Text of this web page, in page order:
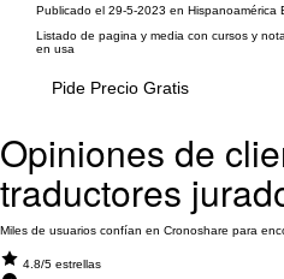
Publicado el 29-5-2023 en Hispanoamérica
Listado de pagina y media con cursos y
en usa
Pide Precio Gratis
Opiniones de
traductores
Miles de usuarios confían en Cronoshare para
4.8/5 estrellas